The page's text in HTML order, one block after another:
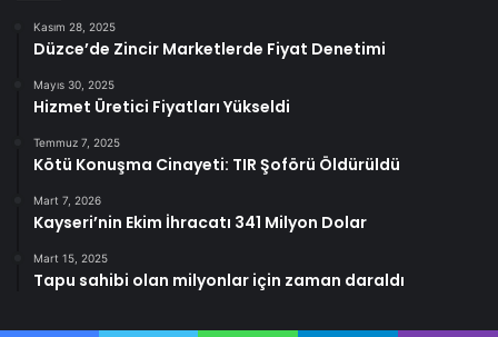
Kasım 28, 2025
Düzce’de Zincir Marketlerde Fiyat Denetimi
Mayıs 30, 2025
Hizmet Üretici Fiyatları Yükseldi
Temmuz 7, 2025
Kötü Konuşma Cinayeti: TIR Şoförü Öldürüldü
Mart 7, 2026
Kayseri’nin Ekim İhracatı 341 Milyon Dolar
Mart 15, 2025
Tapu sahibi olan milyonlar için zaman daraldı